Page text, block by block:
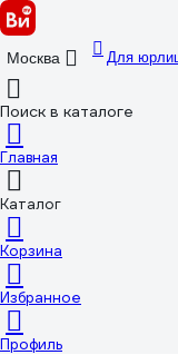
Москва Для
Поиск в каталоге
Главная
Каталог
Корзина
Избранное
Профиль